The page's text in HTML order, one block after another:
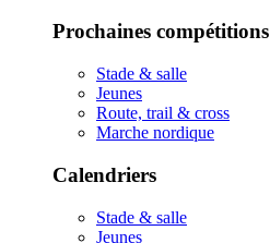
Prochaines compétitions
Stade & salle
Jeunes
Route, trail & cross
Marche nordique
Calendriers
Stade & salle
Jeunes